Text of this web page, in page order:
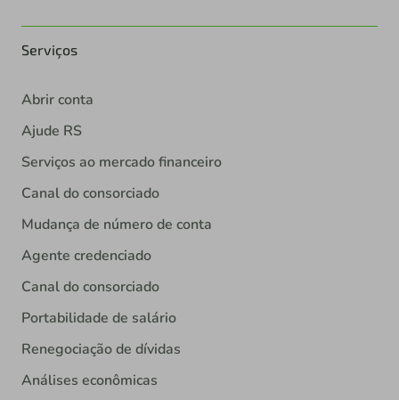
Serviços
Abrir conta
Ajude RS
Serviços ao mercado financeiro
Canal do consorciado
Mudança de número de conta
Agente credenciado
Canal do consorciado
Portabilidade de salário
Renegociação de dívidas
Análises econômicas